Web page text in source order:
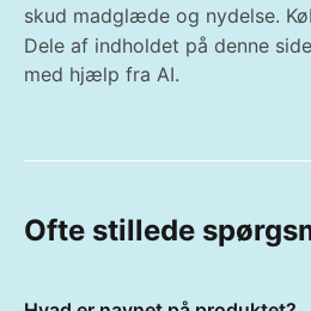
skud madglæde og nydelse.
Dele af indholdet på denne
med hjælp fra AI.
Ofte stillede